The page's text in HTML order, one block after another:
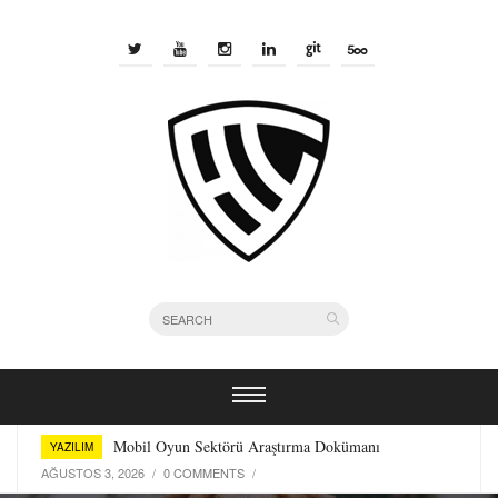
0 COMMENTS /
YAZILIM Mobil Oyun Sektörü Araştırma Dokümanı
AĞUSTOS 3, 2026 / 0 COMMENTS /